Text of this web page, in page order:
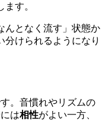
す。
んとなく流す」状態か
分けられるようになり
。音慣れやリズムの
は相性がよい一方、